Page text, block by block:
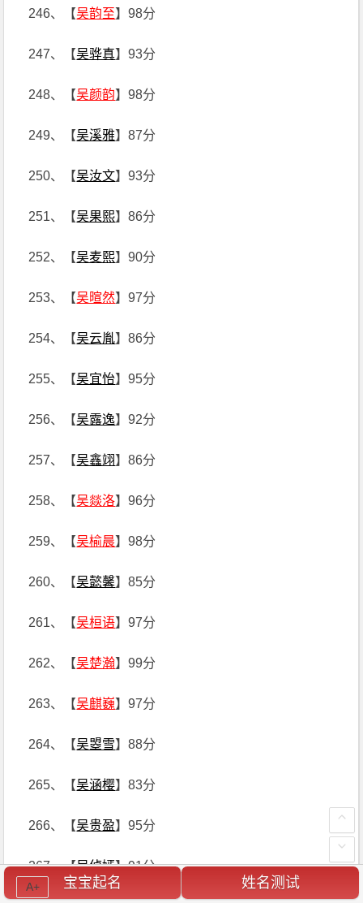
246、【吴韵至】98分
247、【吴骅真】93分
248、【吴颜韵】98分
249、【吴溪雅】87分
250、【吴汝文】93分
251、【吴果熙】86分
252、【吴麦熙】90分
253、【吴暄然】97分
254、【吴云胤】86分
255、【吴宜怡】95分
256、【吴露逸】92分
257、【吴鑫翊】86分
258、【吴燚洛】96分
259、【吴榆晨】98分
260、【吴懿馨】85分
261、【吴桓语】97分
262、【吴楚瀚】99分
263、【吴麒巍】97分
264、【吴曌雪】88分
265、【吴涵樱】83分
266、【吴贵盈】95分
267、【吴倬嫣】91分
宝宝起名 姓名测试
A+